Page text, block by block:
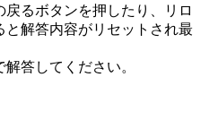
戻るボタンを押したり、リロ
と解答内容がリセットされ最
答してください。